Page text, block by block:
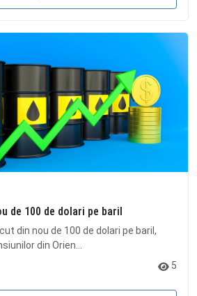
de 100 de dolari pe baril
din nou de 100 de dolari pe baril,
din Orien...
5